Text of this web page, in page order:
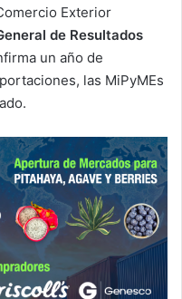
Exterior
de Resultados
un año de
las MiPyMEs